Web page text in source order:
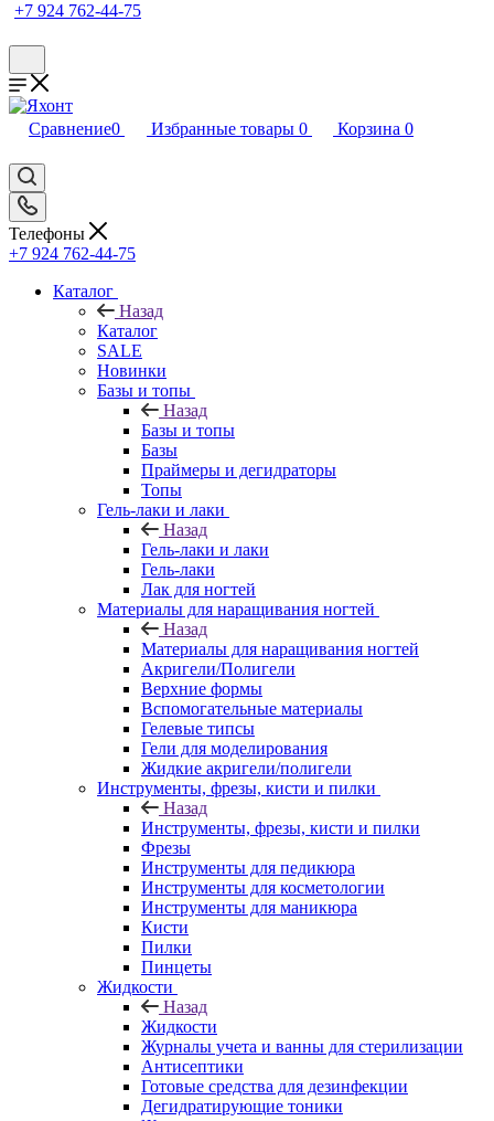
+7 924 762-44-75
Сравнение0 Избранные товары 0 Корзина 0
Телефоны
+7 924 762-44-75
Каталог
Назад
Каталог
SALE
Новинки
Базы и топы
Назад
Базы и топы
Базы
Праймеры и дегидраторы
Топы
Гель-лаки и лаки
Назад
Гель-лаки и лаки
Гель-лаки
Лак для ногтей
Материалы для наращивания ногтей
Назад
Материалы для наращивания ногтей
Акригели/Полигели
Верхние формы
Вспомогательные материалы
Гелевые типсы
Гели для моделирования
Жидкие акригели/полигели
Инструменты, фрезы, кисти и пилки
Назад
Инструменты, фрезы, кисти и пилки
Фрезы
Инструменты для педикюра
Инструменты для косметологии
Инструменты для маникюра
Кисти
Пилки
Пинцеты
Жидкости
Назад
Жидкости
Журналы учета и ванны для стерилизации
Антисептики
Готовые средства для дезинфекции
Дегидратирующие тоники